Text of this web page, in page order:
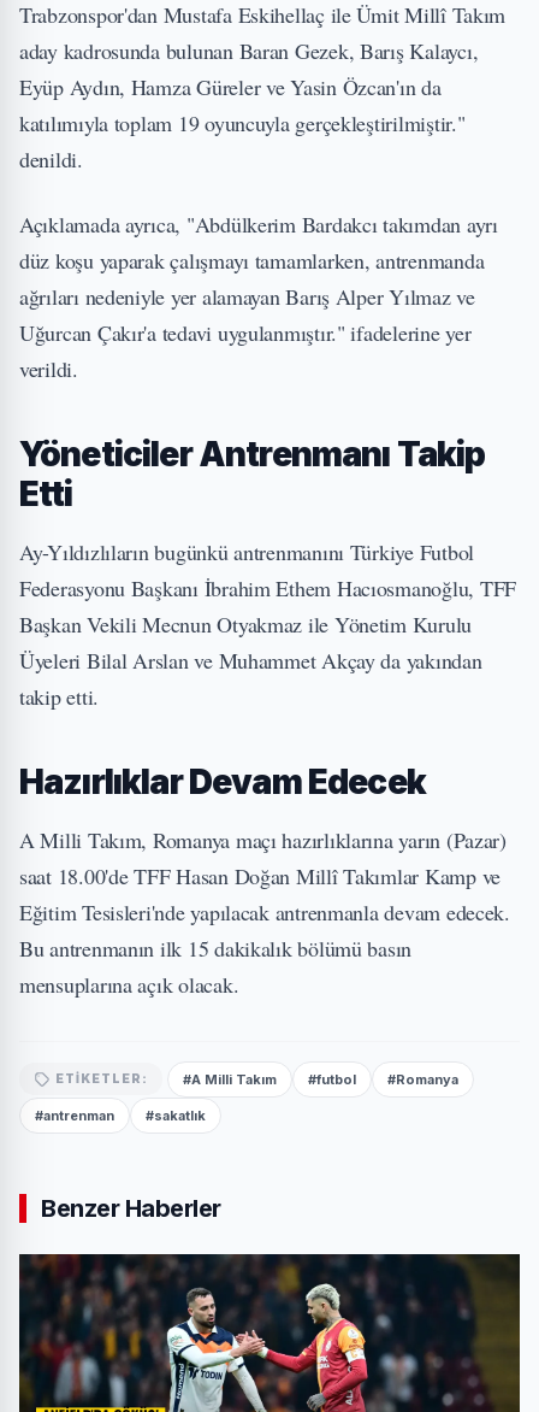
Trabzonspor'dan Mustafa Eskihellaç ile Ümit Millî Takım
aday kadrosunda bulunan Baran Gezek, Barış Kalaycı,
Eyüp Aydın, Hamza Güreler ve Yasin Özcan'ın da
katılımıyla toplam 19 oyuncuyla gerçekleştirilmiştir."
denildi.
Açıklamada ayrıca, "Abdülkerim Bardakcı takımdan ayrı
düz koşu yaparak çalışmayı tamamlarken, antrenmanda
ağrıları nedeniyle yer alamayan Barış Alper Yılmaz ve
Uğurcan Çakır'a tedavi uygulanmıştır." ifadelerine yer
verildi.
Yöneticiler Antrenmanı Takip
Etti
Ay-Yıldızlıların bugünkü antrenmanını Türkiye Futbol
Federasyonu Başkanı İbrahim Ethem Hacıosmanoğlu, TFF
Başkan Vekili Mecnun Otyakmaz ile Yönetim Kurulu
Üyeleri Bilal Arslan ve Muhammet Akçay da yakından
takip etti.
Hazırlıklar Devam Edecek
A Milli Takım, Romanya maçı hazırlıklarına yarın (Pazar)
saat 18.00'de TFF Hasan Doğan Millî Takımlar Kamp ve
Eğitim Tesisleri'nde yapılacak antrenmanla devam edecek.
Bu antrenmanın ilk 15 dakikalık bölümü basın
mensuplarına açık olacak.
ETIKETLER: #A Milli Takım #futbol #Romanya
#antrenman #sakatlık
Benzer Haberler